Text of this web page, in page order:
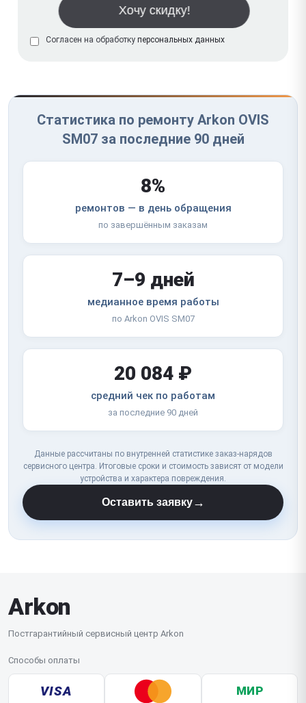
Согласен на обработку персональных данных
Статистика по ремонту Arkon OVIS
SM07 за последние 90 дней
8%
ремонтов — в день обращения
по завершённым заказам
7–9 дней
медианное время работы
по Arkon OVIS SM07
20 084 ₽
средний чек по работам
за последние 90 дней
Данные рассчитаны по внутренней статистике заказ-нарядов
сервисного центра. Итоговые сроки и стоимость зависят от модели
устройства и характера повреждения.
Оставить заявку→
Arkon
Постгарантийный сервисный центр Arkon
Способы оплаты
VISA МИР